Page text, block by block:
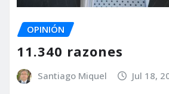
OPINIÓN
11.340 razones
Santiago Miquel Jul 18,